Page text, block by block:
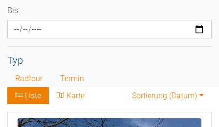
Bis
Typ
Radtour
Termin
Liste
Karte Sortierung (Datum)